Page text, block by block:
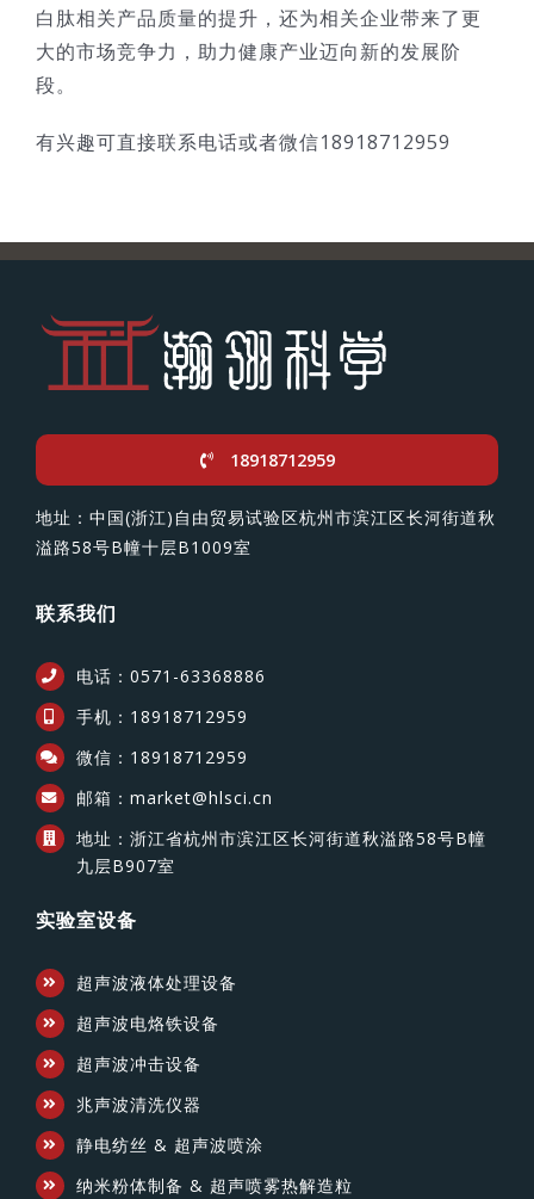
白肽相关产品质量的提升，还为相关企业带来了更
大的市场竞争力，助力健康产业迈向新的发展阶
段。
有兴趣可直接联系电话或者微信18918712959
18918712959
地址：中国(浙江)自由贸易试验区杭州市滨江区长河街道秋
溢路58号B幢十层B1009室
联系我们
电话：0571-63368886
手机：18918712959
微信：18918712959
邮箱：market@hlsci.cn
地址：浙江省杭州市滨江区长河街道秋溢路58号B幢
九层B907室
实验室设备
超声波液体处理设备
超声波电烙铁设备
超声波冲击设备
兆声波清洗仪器
静电纺丝 & 超声波喷涂
纳米粉体制备 & 超声喷雾热解造粒